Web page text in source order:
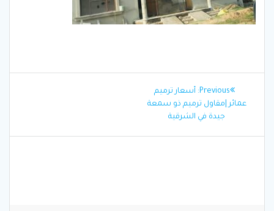
تصفّح
المقالات
Previous:
Previous
post:
أسعار ترميم
عمائر |مقاول ترميم ذو سمعة
جيدة في الشرقية